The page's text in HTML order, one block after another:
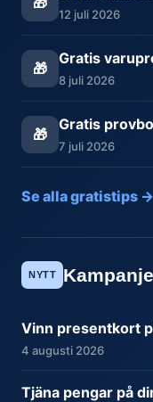
12 juli 2026
🎁
Gratis
8 juli 2026
🎁
Gratis
7 juli 2026
Se alla gratistips →
NYTT
Vinn presentkort
4 augusti 2026
Tjäna pengar på